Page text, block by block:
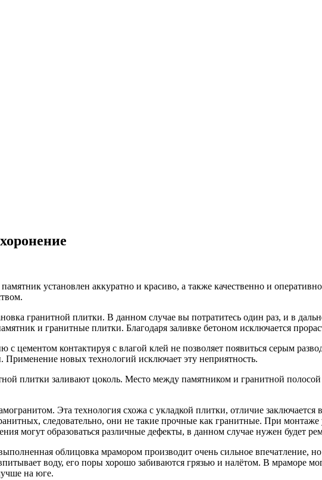
установлен аккуратно и красиво, а также качественно и
гранитной плитки. В данном случае вы потратитесь один раз, и в
и гранитные плитки. Благодаря заливке бетоном исключается
цементом контактируя с влагой клей не позволяет появиться серым
новых технологий исключает эту неприятность.
плитки заливают цоколь. Место между памятником и гранитной
Эта технология схожа с укладкой плитки, отличие заключается
следовательно, они не такие прочные как гранитные. При
могут образоваться различные дефекты, в данном случае нужен будет
облицовка мрамором производит очень сильное впечатление, но
воду, его поры хорошо забиваются грязью и налётом. В мраморе
на юге.